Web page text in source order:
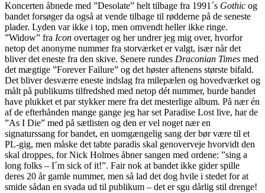
Koncerten åbnede med ”Desolate” helt tilbage fra 1991´s Gothic og
bandet forsøger da også at vende tilbage til rødderne på de seneste
plader. Lyden var ikke i top, men omvendt heller ikke ringe.
”Widow” fra Icon overtager og her undrer jeg mig over, hvorfor
netop det anonyme nummer fra storværket er valgt, især når det
bliver det eneste fra den skive. Senere rundes Draconian Times med
det mægtige ”Forever Failure” og det høster aftenens største bifald.
Det bliver desværre eneste indslag fra milepælen og hovedværket og
målt på publikums tilfredshed med netop dét nummer, burde bandet
have plukket et par stykker mere fra det mesterlige album. På nær én
af de efterhånden mange gange jeg har set Paradise Lost live, har de
”As I Die” med på sætlisten og den er vel noget nær en
signaturssang for bandet, en uomgængelig sang der bør være til et
PL-gig, men måske det tabte paradis skal genoverveje hvorvidt den
skal droppes, for Nick Holmes åbner sangen med ordene: ”sing a
long folks – I´m sick of it!”. Fair nok at bandet ikke gider spille
deres 20 år gamle nummer, men så lad det dog hvile i stedet for at
smide sådan en svada ud til publikum – det er sgu dårlig stil drenge!